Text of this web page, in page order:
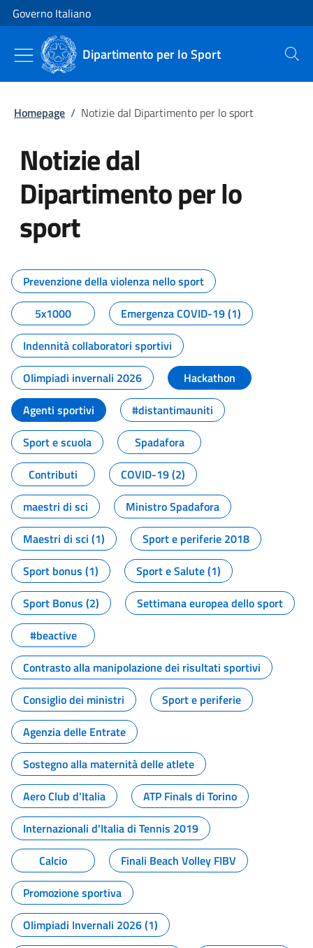
Vai al contenuto
Vai alla navigazione del sito
Governo Italiano
Dipartimento per lo Sport Cerca
Homepage / Notizie dal Dipartimento per lo sport
Notizie dal
Dipartimento per lo
sport
Tutti i contenuti della pagina
Prevenzione della violenza nello sport
5x1000
Emergenza COVID-19 (1)
Indennità collaboratori sportivi
Olimpiadi invernali 2026
Hackathon
Agenti sportivi
#distantimauniti
Sport e scuola
Spadafora
Contributi
COVID-19 (2)
maestri di sci
Ministro Spadafora
Maestri di sci (1)
Sport e periferie 2018
Sport bonus (1)
Sport e Salute (1)
Sport Bonus (2)
Settimana europea dello sport
#beactive
Contrasto alla manipolazione dei risultati sportivi
Consiglio dei ministri
Sport e periferie
Agenzia delle Entrate
Sostegno alla maternità delle atlete
Aero Club d'Italia
ATP Finals di Torino
Internazionali d'Italia di Tennis 2019
Calcio
Finali Beach Volley FIBV
Promozione sportiva
Olimpiadi Invernali 2026 (1)